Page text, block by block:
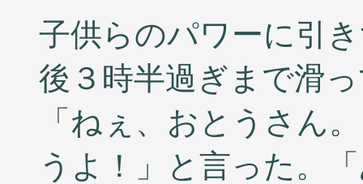
子供らのパワーに引
後３時半過ぎまで滑
「ねぇ、おとうさん
うよ！」と言った。